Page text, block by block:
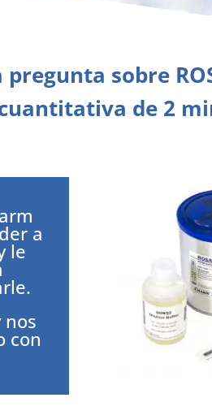
sobre
de 2
a
le
con